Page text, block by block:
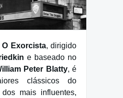
O Exorcista, dirigido
e baseado no
Peter Blatty, é
clássicos do
mais influentes,